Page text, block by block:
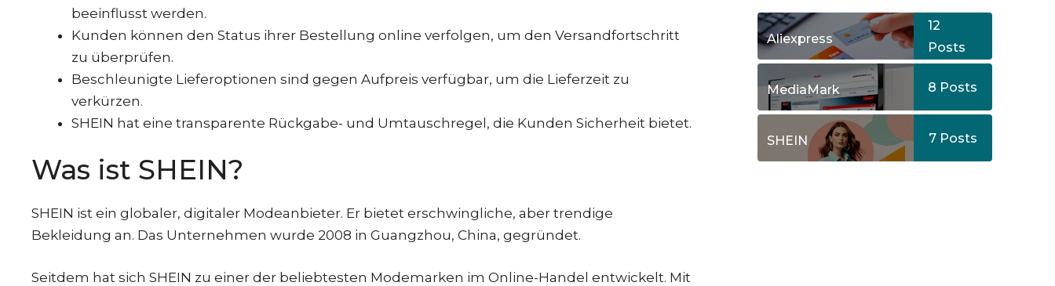
beeinflusst werden.
Kunden können den Status ihrer Bestellung online verfolgen, um den Versandfortschritt
zu überprüfen.
Beschleunigte Lieferoptionen sind gegen Aufpreis verfügbar, um die Lieferzeit zu
verkürzen.
SHEIN hat eine transparente Rückgabe- und Umtauschregel, die Kunden Sicherheit bietet.
Was ist SHEIN?
SHEIN ist ein globaler, digitaler Modeanbieter. Er bietet erschwingliche, aber trendige
Bekleidung an. Das Unternehmen wurde 2008 in Guangzhou, China, gegründet.
Seitdem hat sich SHEIN zu einer der beliebtesten Modemarken im Online-Handel entwickelt. Mit
Aliexpress
12
Posts
MediaMark 8 Posts
SHEIN 7 Posts